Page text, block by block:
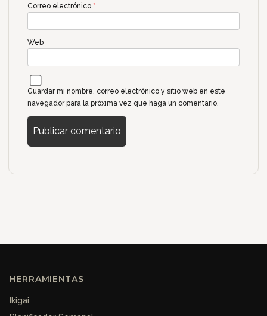
Correo electrónico *
Web
Guardar mi nombre, correo electrónico y sitio web en este
navegador para la próxima vez que haga un comentario.
HERRAMIENTAS
Ikigai